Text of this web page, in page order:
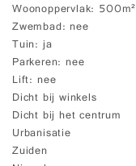
Woonoppervlak 500m²
Zwembad nee
Tuin ja
Parkeren nee
Lift nee
Dicht bij winkels
Dicht bij het centrum
Urbanisatie
Zuiden